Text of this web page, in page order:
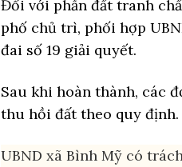
Đối với phần đất tranh
phố chủ trì, phối hợp
đai số 19 giải quyết.
Sau khi hoàn thành, các
thu hồi đất theo quy định.
UBND xã Bình Mỹ có